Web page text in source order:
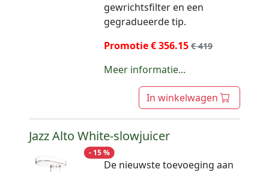
gewrichtsfilter en een
gegradueerde tip.
Promotie € 356.15€ 419
Meer informatie...
In winkelwagen
Jazz Alto White-slowjuicer
- 15 %
De nieuwste toevoeging aan